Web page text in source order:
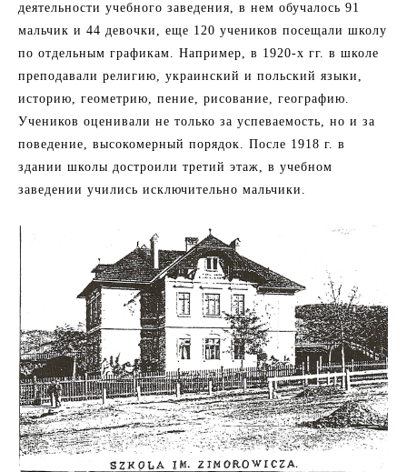
деятельности учебного заведения, в нем обучалось 91
мальчик и 44 девочки, еще 120 учеников посещали школу
по отдельным графикам. Например, в 1920-х гг. в школе
преподавали религию, украинский и польский языки,
историю, геометрию, пение, рисование, географию.
Учеников оценивали не только за успеваемость, но и за
поведение, высокомерный порядок. После 1918 г. в
здании школы достроили третий этаж, в учебном
заведении учились исключительно мальчики.